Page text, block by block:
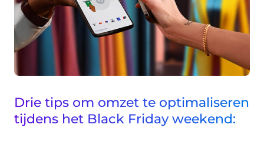
Drie tips om omzet te optimaliseren
tijdens het Black Friday weekend: